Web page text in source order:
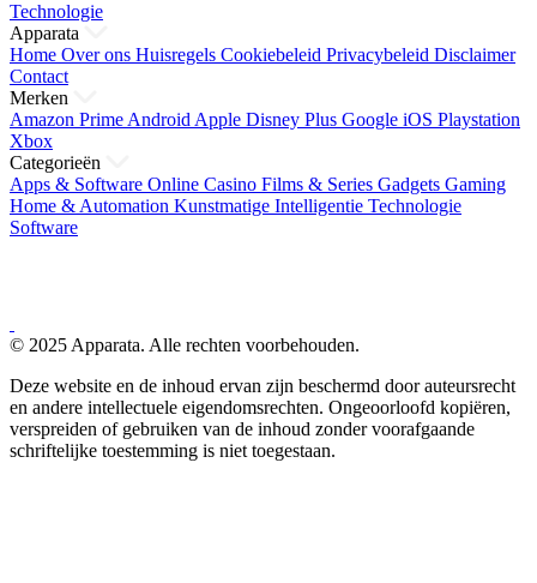
Technologie
Apparata
Home Over ons Huisregels Cookiebeleid Privacybeleid Disclaimer
Contact
Merken
Amazon Prime Android Apple Disney Plus Google iOS Playstation
Xbox
Categorieën
Apps & Software Online Casino Films & Series Gadgets Gaming
Home & Automation Kunstmatige Intelligentie Technologie
Software
© 2025 Apparata. Alle rechten voorbehouden.
Deze website en de inhoud ervan zijn beschermd door auteursrecht
en andere intellectuele eigendomsrechten. Ongeoorloofd kopiëren,
verspreiden of gebruiken van de inhoud zonder voorafgaande
schriftelijke toestemming is niet toegestaan.